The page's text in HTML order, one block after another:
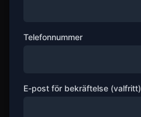
Telefonnummer
E-post för bekräftelse (valfritt)